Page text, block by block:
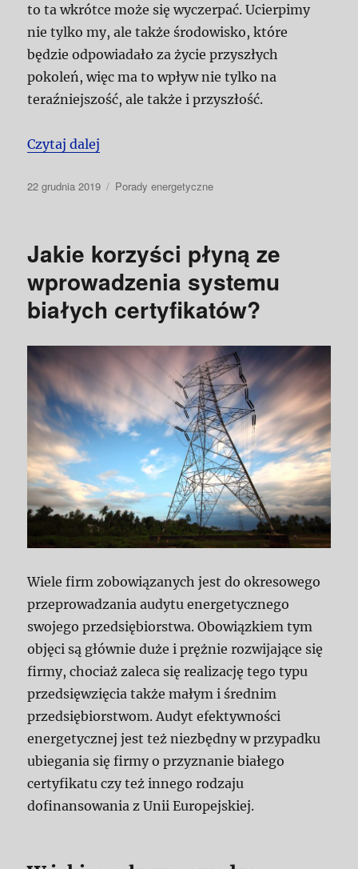
to ta wkrótce może się wyczerpać. Ucierpimy
nie tylko my, ale także środowisko, które
będzie odpowiadało za życie przyszłych
pokoleń, więc ma to wpływ nie tylko na
teraźniejszość, ale także i przyszłość.
Czytaj dalej
Data
22 grudnia 2019 Kategorie
Porady energetyczne
Jakie korzyści płyną ze
wprowadzenia systemu
białych certyfikatów?
Wiele firm zobowiązanych jest do okresowego
przeprowadzania audytu energetycznego
swojego przedsiębiorstwa. Obowiązkiem tym
objęci są głównie duże i prężnie rozwijające się
firmy, chociaż zaleca się realizację tego typu
przedsięwzięcia także małym i średnim
przedsiębiorstwom. Audyt efektywności
energetycznej jest też niezbędny w przypadku
ubiegania się firmy o przyznanie białego
certyfikatu czy też innego rodzaju
dofinansowania z Unii Europejskiej.